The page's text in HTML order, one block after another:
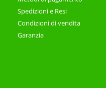
Spedizioni e Resi
Condizioni di vendita
Garanzia